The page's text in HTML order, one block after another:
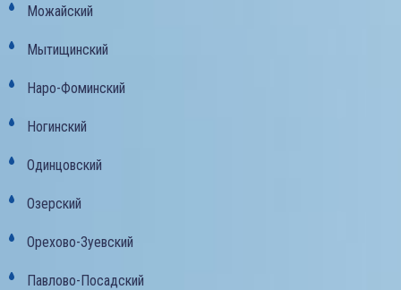
Можайский
Мытищинский
Наро-Фоминский
Ногинский
Одинцовский
Озерский
Орехово-Зуевский
Павлово-Посадский